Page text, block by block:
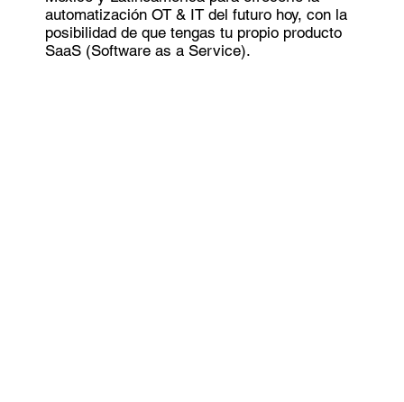
automatización OT & IT del futuro hoy, con la
posibilidad de que tengas tu propio producto
SaaS (Software as a Service).